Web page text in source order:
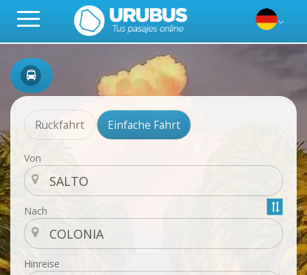
Rückfahrt Einfache Fahrt
Von
Nach
Hinreise